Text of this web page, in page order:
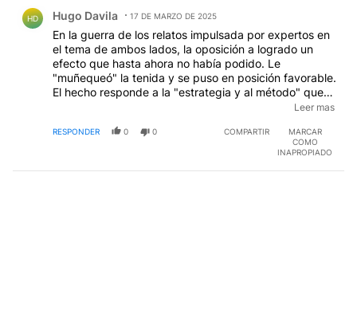
HD Hugo Davila 17 DE MARZO DE 2025
En la guerra de los relatos impulsada por expertos en
el tema de ambos lados, la oposición a logrado un
efecto que hasta ahora no había podido. Le
"muñequeó" la tenida y se puso en posición favorable.
El hecho responde a la "estrategia y al método" que
usaron los bolcheviques en rusia para su revolución
político-social sensible para agitar y aumentar la
irritabilidad social para poder acusar al gobierno por
Leer mas
RESPONDER 0 0 COMPARTIR
MARCAR
COMO
INAPROPIADO